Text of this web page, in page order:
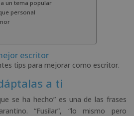
un tema popular
personal
escritor
tips para mejorar como escritor.
a ti
se ha hecho” es una de las frases
“Fusilar”, “lo mismo pero